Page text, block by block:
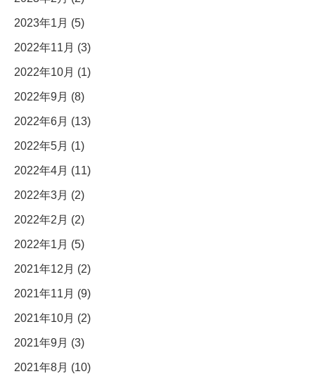
2023年1月 (5)
2022年11月 (3)
2022年10月 (1)
2022年9月 (8)
2022年6月 (13)
2022年5月 (1)
2022年4月 (11)
2022年3月 (2)
2022年2月 (2)
2022年1月 (5)
2021年12月 (2)
2021年11月 (9)
2021年10月 (2)
2021年9月 (3)
2021年8月 (10)